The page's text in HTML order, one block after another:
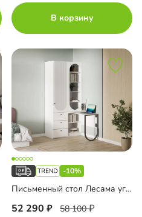
В корзину
-10%
Письменный стол Лесама угловой
52 290 58 100